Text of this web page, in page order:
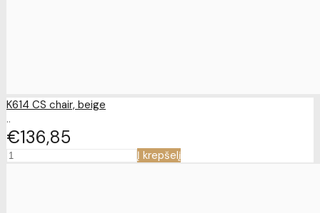
K614 CS chair, beige
..
€136 85
Į krepšelį